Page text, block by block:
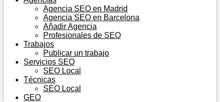
Agencia SEO en Madrid
Agencia SEO en Barcelona
Añadir Agencia
Profesionales de SEO
Trabajos
Publicar un trabajo
Servicios SEO
SEO Local
Técnicas
SEO Local
GEO